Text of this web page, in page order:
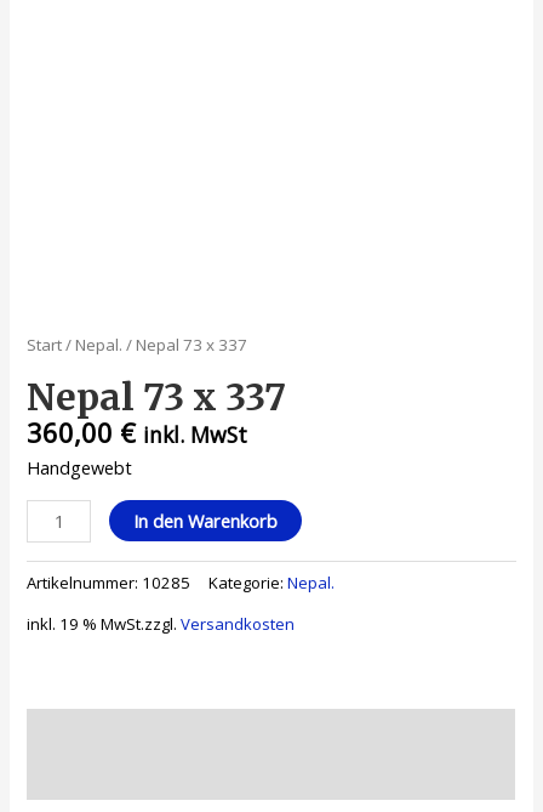
Start/ Nepal. / Nepal 73 x 337
Nepal 73 x 337
360,00 € inkl. MwSt
Handgewebt
Nepal
73
x
337
Menge
In den Warenkorb
Artikelnummer: 10285 Kategorie:Nepal.
inkl. 19 % MwSt.zzgl.Versandkosten